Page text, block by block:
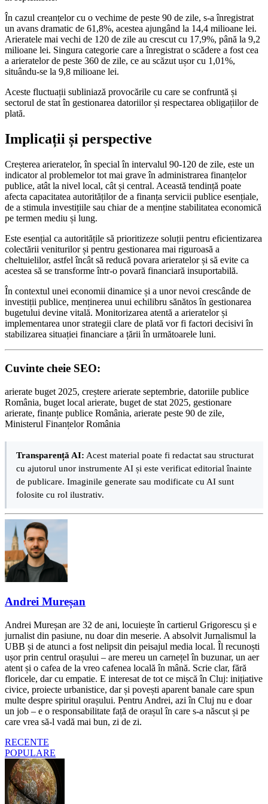
În cazul creanțelor cu o vechime de peste 90 de zile, s-a înregistrat
un avans dramatic de 61,8%, acestea ajungând la 14,4 milioane lei.
Arieratele mai vechi de 120 de zile au crescut cu 17,9%, până la 9,2
milioane lei. Singura categorie care a înregistrat o scădere a fost cea
a arieratelor de peste 360 de zile, ce au scăzut ușor cu 1,01%,
situându-se la 9,8 milioane lei.
Aceste fluctuații subliniază provocările cu care se confruntă și
sectorul de stat în gestionarea datoriilor și respectarea obligațiilor de
plată.
Implicații și perspective
Creșterea arieratelor, în special în intervalul 90-120 de zile, este un
indicator al problemelor tot mai grave în administrarea finanțelor
publice, atât la nivel local, cât și central. Această tendință poate
afecta capacitatea autorităților de a finanța servicii publice esențiale,
de a stimula investițiile sau chiar de a menține stabilitatea economică
pe termen mediu și lung.
Este esențial ca autoritățile să prioritizeze soluții pentru eficientizarea
colectării veniturilor și pentru gestionarea mai riguroasă a
cheltuielilor, astfel încât să reducă povara arieratelor și să evite ca
acestea să se transforme într-o povară financiară insuportabilă.
În contextul unei economii dinamice și a unor nevoi crescânde de
investiții publice, menținerea unui echilibru sănătos în gestionarea
bugetului devine vitală. Monitorizarea atentă a arieratelor și
implementarea unor strategii clare de plată vor fi factori decisivi în
stabilizarea situației financiare a țării în următoarele luni.
Cuvinte cheie SEO:
arierate buget 2025, creștere arierate septembrie, datoriile publice
România, buget local arierate, buget de stat 2025, gestionare
arierate, finanțe publice România, arierate peste 90 de zile,
Ministerul Finanțelor România
Transparență AI: Acest material poate fi redactat sau structurat
cu ajutorul unor instrumente AI și este verificat editorial înainte
de publicare. Imaginile generate sau modificate cu AI sunt
folosite cu rol ilustrativ.
Andrei Mureșan
Andrei Mureșan are 32 de ani, locuiește în cartierul Grigorescu și e
jurnalist din pasiune, nu doar din meserie. A absolvit Jurnalismul la
UBB și de atunci a fost nelipsit din peisajul media local. Îl recunoști
ușor prin centrul orașului – are mereu un carnețel în buzunar, un aer
atent și o cafea de la vreo cafenea locală în mână. Scrie clar, fără
floricele, dar cu empatie. E interesat de tot ce mișcă în Cluj: inițiative
civice, proiecte urbanistice, dar și povești aparent banale care spun
multe despre spiritul orașului. Pentru Andrei, azi în Cluj nu e doar
un job – e o responsabilitate față de orașul în care s-a născut și pe
care vrea să-l vadă mai bun, zi de zi.
RECENTE
POPULARE